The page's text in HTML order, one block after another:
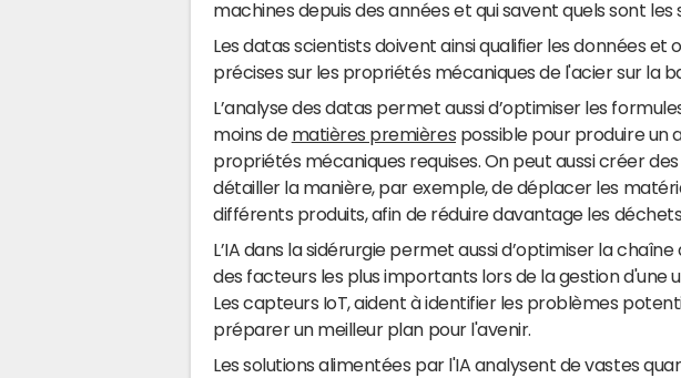
machines depuis des années et qui savent quels sont les
Les datas scientists doivent ainsi qualifier les données et
précises sur les propriétés mécaniques de l'acier sur la
L’analyse des datas permet aussi d’optimiser les
moins de matières premières possible pour produire un
propriétés mécaniques requises. On peut aussi créer
détailler la manière, par exemple, de déplacer les
différents produits, afin de réduire davantage les déchets.
L’IA dans la sidérurgie permet aussi d’optimiser la
des facteurs les plus importants lors de la gestion d'une
Les capteurs IoT, aident à identifier les problèmes
préparer un meilleur plan pour l'avenir.
Les solutions alimentées par l'IA analysent de vastes